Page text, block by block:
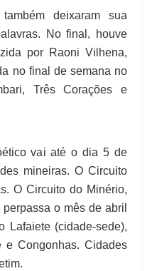
deixaram sua
No final, houve
por Raoni Vilhena,
no final de semana no
Três Corações e
vai até o dia 5 de
mineiras. O Circuito
O Circuito do Minério,
o mês de abril
Lafaiete (cidade-sede),
e Congonhas. Cidades